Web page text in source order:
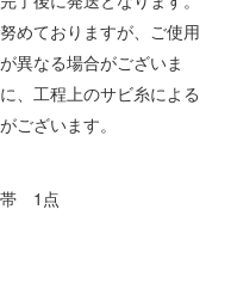
めておりますが、ご使用
異なる場合がございま
、工程上のサビ糸による
ございます。
帯 1点